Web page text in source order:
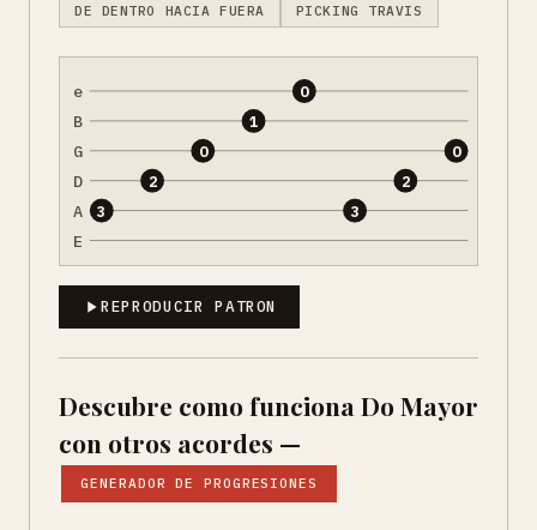
DE DENTRO HACIA FUERA PICKING TRAVIS
e
B
G
D
A
E
3
2
0
1
0
3
2
0
REPRODUCIR PATRON
Descubre como funciona Do Mayor
con otros acordes —
GENERADOR DE PROGRESIONES